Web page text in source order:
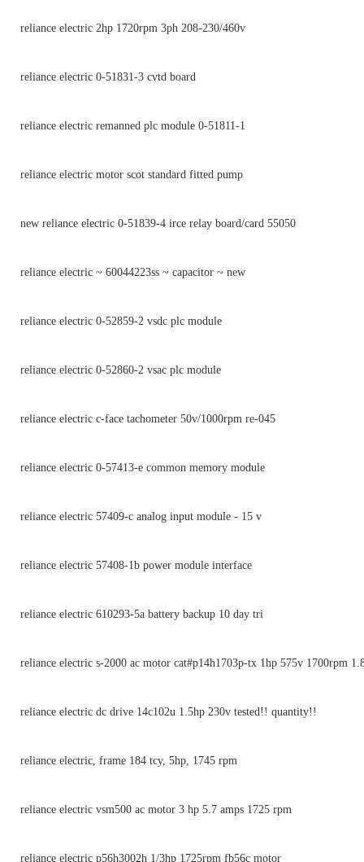
reliance electric 2hp 1720rpm 3ph 208-230/460v
reliance electric 0-51831-3 cvtd board
reliance electric remanned plc module 0-51811-1
reliance electric motor scot standard fitted pump
new reliance electric 0-51839-4 irce relay board/card 55050
reliance electric ~ 60044223ss ~ capacitor ~ new
reliance electric 0-52859-2 vsdc plc module
reliance electric 0-52860-2 vsac plc module
reliance electric c-face tachometer 50v/1000rpm re-045
reliance electric 0-57413-e common memory module
reliance electric 57409-c analog input module - 15 v
reliance electric 57408-1b power module interface
reliance electric 610293-5a battery backup 10 day tri
reliance electric s-2000 ac motor cat#p14h1703p-tx 1hp 575v 1700rpm
reliance electric dc drive 14c102u 1.5hp 230v tested!! quantity!!
reliance electric, frame 184 tcy, 5hp, 1745 rpm
reliance electric vsm500 ac motor 3 hp 5.7 amps 1725 rpm
reliance electric p56h3002h 1/3hp 1725rpm fb56c motor